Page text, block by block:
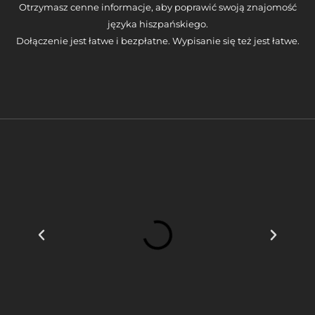
Otrzymasz cenne informacje, aby poprawić swoją znajomość
języka hiszpańskiego.
Dołączenie jest łatwe i bezpłatne. Wypisanie się też jest łatwe.